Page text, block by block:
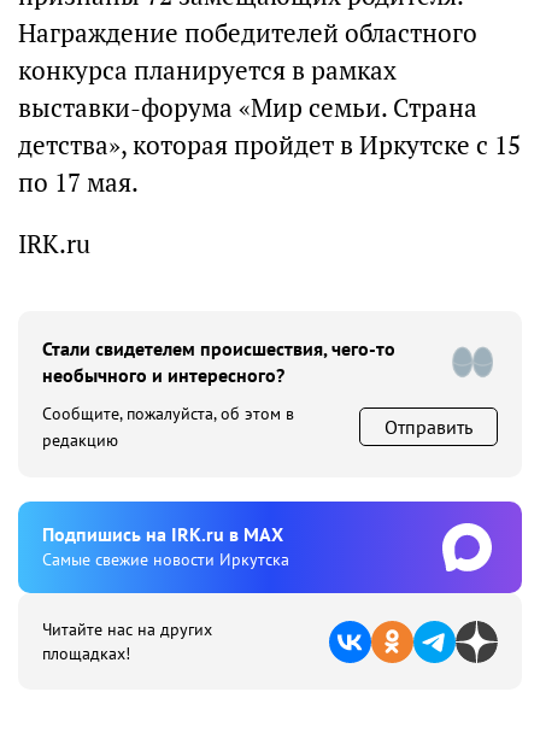
Награждение победителей областного
конкурса планируется в рамках
выставки-форума «Мир семьи. Страна
детства», которая пройдет в Иркутске с 15
по 17 мая.
IRK.ru
Стали свидетелем происшествия, чего-то
необычного и интересного?
Сообщите, пожалуйста, об этом в
редакцию
Отправить
Подпишиcь на IRK.ru в MAX
Cамые свежие новости Иркутска
Читайте нас на других
площадках!